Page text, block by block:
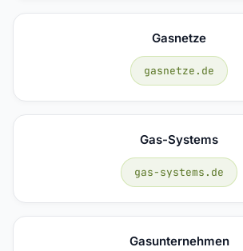
Gasnetze
gasnetze.de
Gas-Systems
gas-systems.de
Gasunternehmen